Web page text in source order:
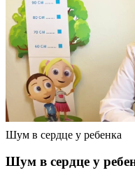
Шум в сердце у ребенка
Шум в сердце у